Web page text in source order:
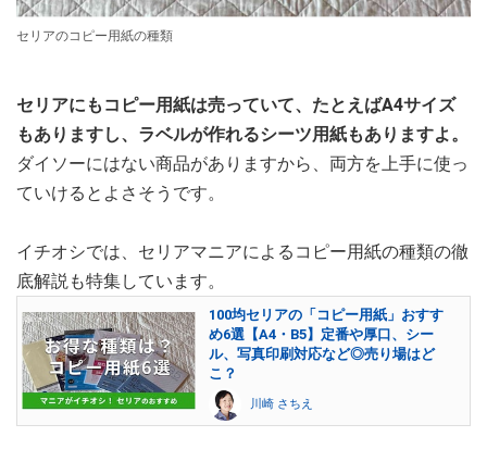
セリアのコピー用紙の種類
セリアにもコピー用紙は売っていて、たとえばA4サイズ
もありますし、ラベルが作れるシーツ用紙もありますよ。
ダイソーにはない商品がありますから、両方を上手に使っ
ていけるとよさそうです。
イチオシでは、セリアマニアによるコピー用紙の種類の徹
底解説も特集しています。
100均セリアの「コピー用紙」おすす
め6選【A4・B5】定番や厚口、シー
ル、写真印刷対応など◎売り場はど
こ？
川崎 さちえ